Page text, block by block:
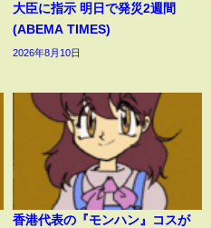
大臣に指示 明日で発災2週間
(ABEMA TIMES)
2026年8月10日
香港代表の『モンハン』コスが